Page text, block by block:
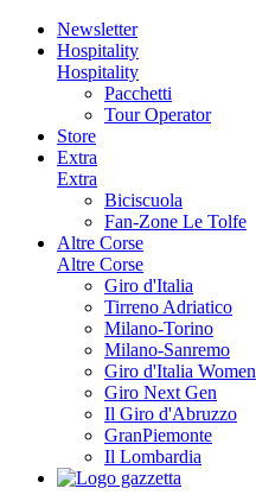
Newsletter
Hospitality
Hospitality
Pacchetti
Tour Operator
Store
Extra
Extra
Biciscuola
Fan-Zone Le Tolfe
Altre Corse
Altre Corse
Giro d'Italia
Tirreno Adriatico
Milano-Torino
Milano-Sanremo
Giro d'Italia Women
Giro Next Gen
Il Giro d'Abruzzo
GranPiemonte
Il Lombardia